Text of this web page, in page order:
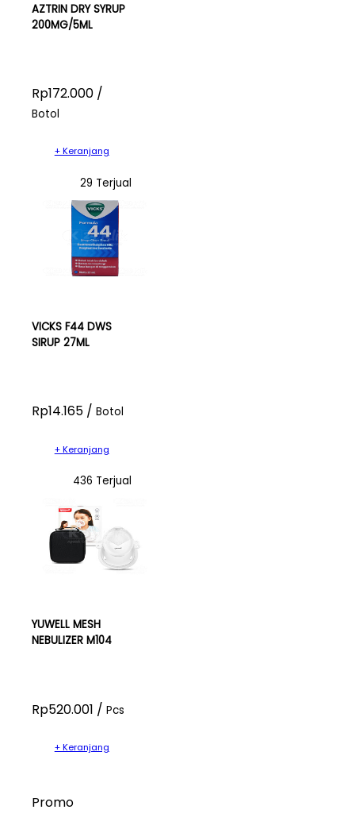
AZTRIN DRY SYRUP
200MG/5ML
Rp172.000 /
Botol
+ Keranjang
29 Terjual
VICKS F44 DWS
SIRUP 27ML
Rp14.165 / Botol
+ Keranjang
436 Terjual
YUWELL MESH
NEBULIZER M104
Rp520.001 / Pcs
+ Keranjang
Promo